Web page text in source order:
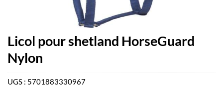
Licol pour shetland HorseGuard
Nylon
UGS : 5701883330967